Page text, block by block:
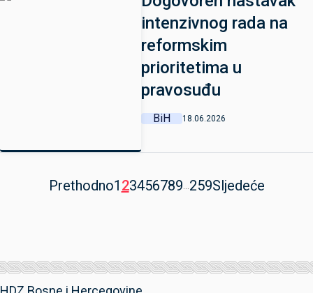
intenzivnog rada na
reformskim
prioritetima u
pravosuđu
BiH 18.06.2026
Prethodno1 23456789 259Sljedeće